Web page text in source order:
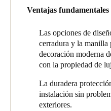
Ventajas fundamentales
Las opciones de
cerradura y la manilla
decoración moderna
con la propiedad de
La duradera
instalación sin
exteriores.